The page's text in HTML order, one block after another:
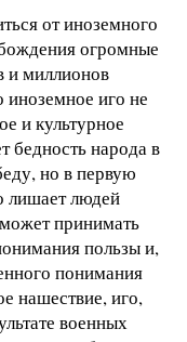
от иноземного
огромные
и миллионов
иноземное иго не
и культурное
бедность народа в
но в первую
лишает людей
принимать
пользы и,
понимания
нашествие, иго,
военных